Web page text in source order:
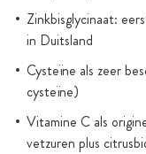
Zinkbisglycinaat:
in Duitsland
Cysteïne als zeer
cysteïne)
Vitamine C als
vetzuren plus